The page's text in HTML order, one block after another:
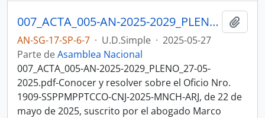
007_ACTA_005-AN-2025-2029_PLENO_27-05-2025SESION DEL PLENO N 005 ASAMBLEA NACIONAL 2025-2027
AN-SG-17-SP-6-7 · U.D.Simple · 2025-05-27
Parte deAsamblea Nacional
007_ACTA_005-AN-2025-2029_PLENO_27-05-
2025.pdf-Conocer y resolver sobre el Oficio Nro.
1909-SSPPMPPTCCO-CNJ-2025-MNCH-ARJ, de 22 de
mayo de 2025, suscrito por el abogado Marco